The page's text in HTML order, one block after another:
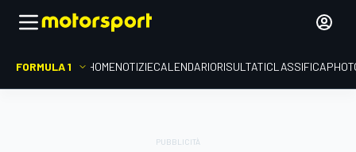
FORMULA 1 HOMENOTIZIECALENDARIORISULTATICLASSIFICA